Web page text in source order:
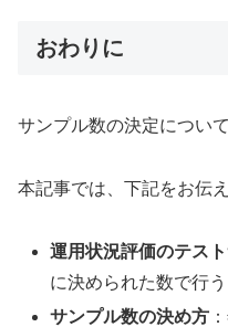
おわりに
サンプル数の決定につい
本記事では、下記をお伝
運用状況評価のテス
に決められた数で行う
サンプル数の決め方